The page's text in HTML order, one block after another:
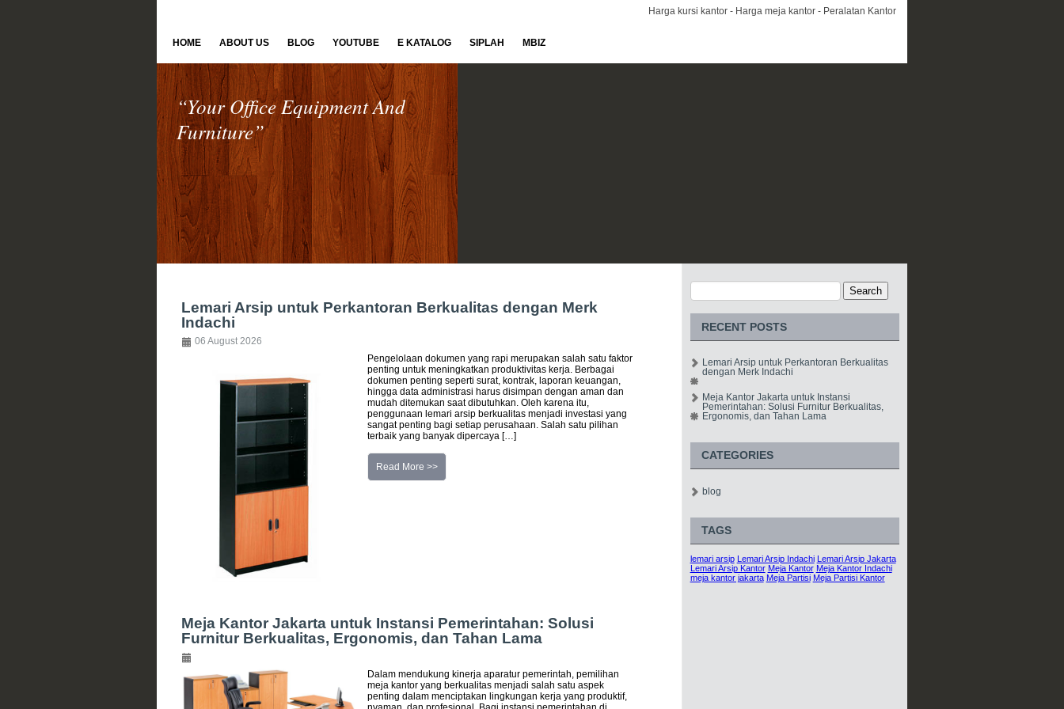
Harga kursi kantor - Harga meja kantor - Peralatan Kantor
HOME ABOUT US BLOG YOUTUBE E KATALOG SIPLAH MBIZ
“Your Office Equipment And
Furniture”
Lemari Arsip untuk Perkantoran Berkualitas dengan Merk
Indachi
06 August 2026
Pengelolaan dokumen yang rapi merupakan salah satu faktor
penting untuk meningkatkan produktivitas kerja. Berbagai
dokumen penting seperti surat, kontrak, laporan keuangan,
hingga data administrasi harus disimpan dengan aman dan
mudah ditemukan saat dibutuhkan. Oleh karena itu,
penggunaan lemari arsip berkualitas menjadi investasi yang
sangat penting bagi setiap perusahaan. Salah satu pilihan
terbaik yang banyak dipercaya […]
Read More >>
Meja Kantor Jakarta untuk Instansi Pemerintahan: Solusi
Furnitur Berkualitas, Ergonomis, dan Tahan Lama
Dalam mendukung kinerja aparatur pemerintah, pemilihan
meja kantor yang berkualitas menjadi salah satu aspek
penting dalam menciptakan lingkungan kerja yang produktif,
RECENT POSTS
Lemari Arsip untuk Perkantoran Berkualitas
dengan Merk Indachi
Meja Kantor Jakarta untuk Instansi
Pemerintahan: Solusi Furnitur Berkualitas,
Ergonomis, dan Tahan Lama
CATEGORIES
blog
TAGS
lemari arsip Lemari Arsip Indachi Lemari Arsip Jakarta
Lemari Arsip Kantor Meja Kantor Meja Kantor Indachi
meja kantor jakarta Meja Partisi Meja Partisi Kantor